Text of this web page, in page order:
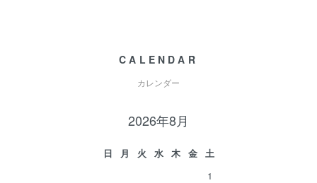
CALENDAR
カレンダー
2026年8月
日 月 火 水 木 金
土
1